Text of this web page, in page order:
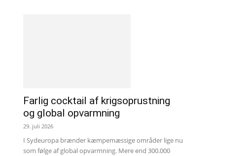
Farlig cocktail af krigsoprustning
og global opvarmning
29. juli 2026
I Sydeuropa brænder kæmpemæssige områder lige nu
som følge af global opvarmning. Mere end 300.000